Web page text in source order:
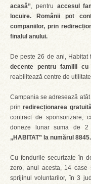
acasă”, pentru accesul
locuire. Românii pot
companiilor, prin
finalul anului.
De peste 26 de ani, Habitat
decente pentru familii cu
reabilitează centre de
Campania se adresează
prinredirecționarea
contract de sponsorizare,
doneze lunar suma de
„HABITAT” la numărul 8845.
Cu fondurile securizate în
zero, anul acesta, 14
sprijinul voluntarilor, în 3